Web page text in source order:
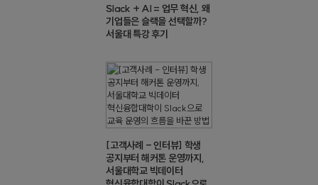
Slack + AI = 업무 혁신, 왜
기업들은 슬랙을 선택할까?
서울대 특강 후기
[고객사례 - 인터뷰] 학생
공지부터 해커톤 운영까지,
서울대학교 빅데이터